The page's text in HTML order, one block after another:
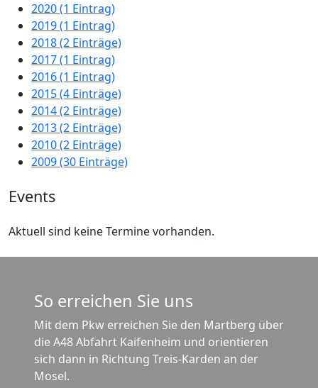
2020 (1 Eintrag)
2019 (1 Eintrag)
2018 (2 Einträge)
2017 (1 Eintrag)
2016 (1 Eintrag)
2015 (4 Einträge)
2014 (2 Einträge)
2013 (2 Einträge)
2010 (2 Einträge)
2009 (30 Einträge)
Events
Aktuell sind keine Termine vorhanden.
So erreichen Sie uns
Mit dem Pkw erreichen Sie den Martberg über
die A48 Abfahrt Kaifenheim und orientieren
sich dann in Richtung Treis-Karden an der
Mosel.